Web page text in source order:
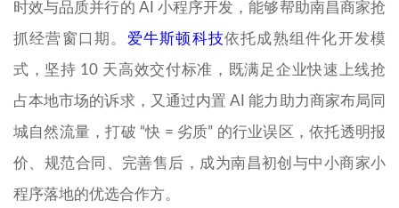
时效与品质并行的 AI 小程序开发，能够帮助南昌商家抢
抓经营窗口期。 爱牛斯顿科技依托成熟组件化开发模
式，坚持 10 天高效交付标准，既满足企业快速上线抢
占本地市场的诉求，又通过内置 AI 能力助力商家布局同
城自然流量，打破 “快 = 劣质” 的行业误区，依托透明报
价、规范合同、完善售后，成为南昌初创与中小商家小
程序落地的优选合作方。